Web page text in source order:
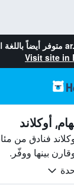
متوفر أيضاً باللغة
Visit site in
أوكلاند
فنادق من